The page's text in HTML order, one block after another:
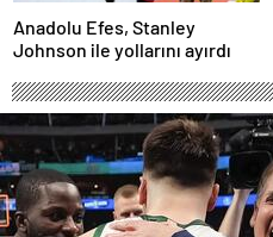
Anadolu Efes, Stanley
Johnson ile yollarını ayırdı